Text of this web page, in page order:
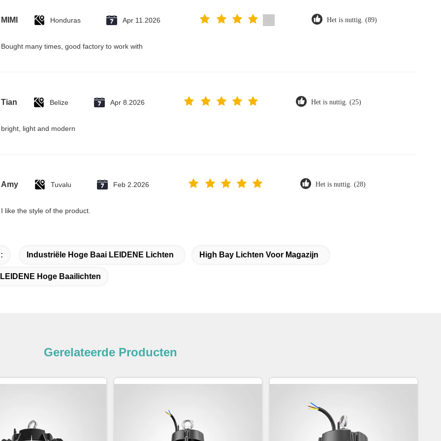
MIMI Honduras Apr 11.2026 Het is nuttig. (89)
Bought many times, good factory to work with
Tian Belize Apr 8.2026 Het is nuttig. (25)
bright, light and modern
Amy Tuvalu Feb 2.2026 Het is nuttig. (28)
I like the style of the product.
Industriële Hoge Baai LEIDENE Lichten High Bay Lichten Voor Magazijn
Hoge Baailichten
Gerelateerde Producten